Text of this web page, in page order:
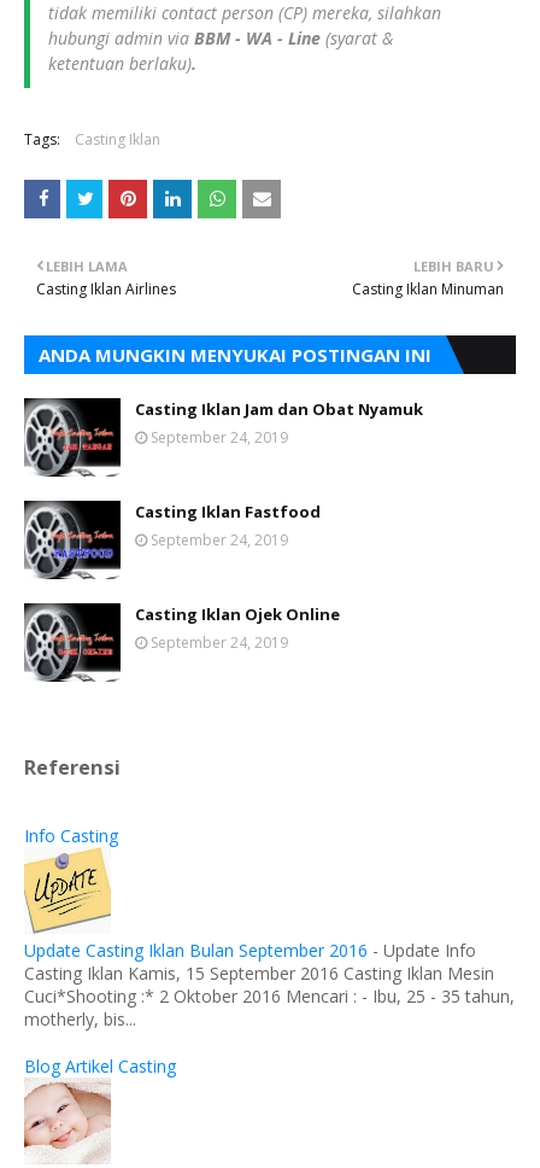
tidak memiliki contact person (CP) mereka, silahkan
hubungi admin via BBM - WA - Line (syarat &
ketentuan berlaku).
Tags: Casting Iklan
LEBIH BARU
Casting Iklan Minuman
LEBIH LAMA
Casting Iklan Airlines
ANDA MUNGKIN MENYUKAI POSTINGAN INI
Casting Iklan Jam dan Obat Nyamuk
September 24, 2019
Casting Iklan Fastfood
September 24, 2019
Casting Iklan Ojek Online
September 24, 2019
Referensi
Info Casting
Update Casting Iklan Bulan September 2016 - Update Info
Casting Iklan Kamis, 15 September 2016 Casting Iklan Mesin
Cuci*Shooting :* 2 Oktober 2016 Mencari : - Ibu, 25 - 35 tahun,
motherly, bis...
Blog Artikel Casting